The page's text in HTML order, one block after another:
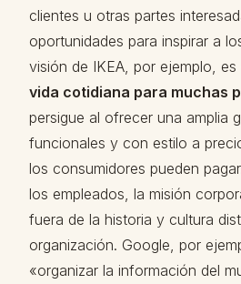
clientes u otras partes
oportunidades para inspirar a
visión de IKEA, por ejemplo, es
vida cotidiana para muchas
persigue al ofrecer una amplia
funcionales y con estilo a
los consumidores pueden
los empleados, la misión
fuera de la historia y cultura
organización. Google, por
«organizar la información del